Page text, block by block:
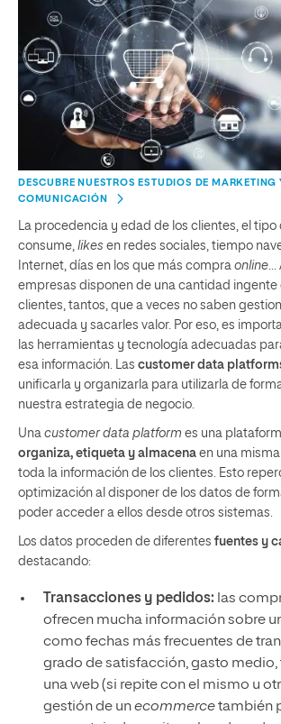
DESCUBRE NUESTROS ESTUDIOS DE MARKETING
COMUNICACIÓN
La procedencia y edad de los clientes, el
consume, likes en redes sociales, tiempo
Internet, días en los que más compra online
empresas disponen de una cantidad ingente
clientes, tantos, que a veces no saben
adecuada y sacarles valor. Por eso, es
las herramientas y tecnología adecuadas
esa información. Las customer data
unificarla y organizarla para utilizarla de
nuestra estrategia de negocio.
Una customer data platform es una
organiza, etiqueta y almacena en una
toda la información de los clientes. Esto
optimización al disponer de los datos de
poder acceder a ellos desde otros sistemas.
Los datos proceden de diferentes fuentes y
destacando:
Transacciones y pedidos: las
ofrecen mucha información sobre
como fechas más frecuentes de
grado de satisfacción, gasto
una web (si repite con el mismo u
gestión de unecommercetambién